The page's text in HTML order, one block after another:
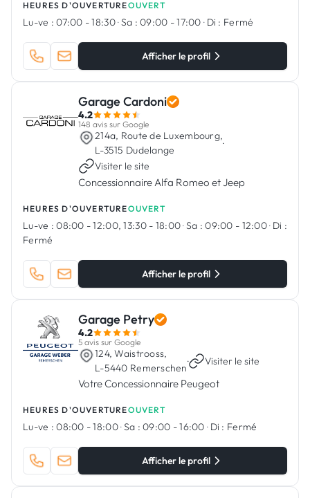
HEURES D'OUVERTUREOUVERT
Lu-ve : 07:00 - 18:30·Sa : 09:00 - 17:00· Di : Fermé
Afficher le profil
Garage Cardoni
4.2
148 avis sur Google
214a, Route de Luxembourg,
L-3515 Dudelange
·
Visiter le site
Concessionnaire Alfa Romeo et Jeep
HEURES D'OUVERTUREOUVERT
Lu-ve : 08:00 - 12:00, 13:30 - 18:00·Sa : 09:00 - 12:00· Di :
Fermé
Afficher le profil
Garage Petry
4.2
5 avis sur Google
124, Waistrooss,
L-5440 Remerschen
· Visiter le site
Votre Concessionnaire Peugeot
HEURES D'OUVERTUREOUVERT
Lu-ve : 08:00 - 18:00·Sa : 09:00 - 16:00· Di : Fermé
Afficher le profil